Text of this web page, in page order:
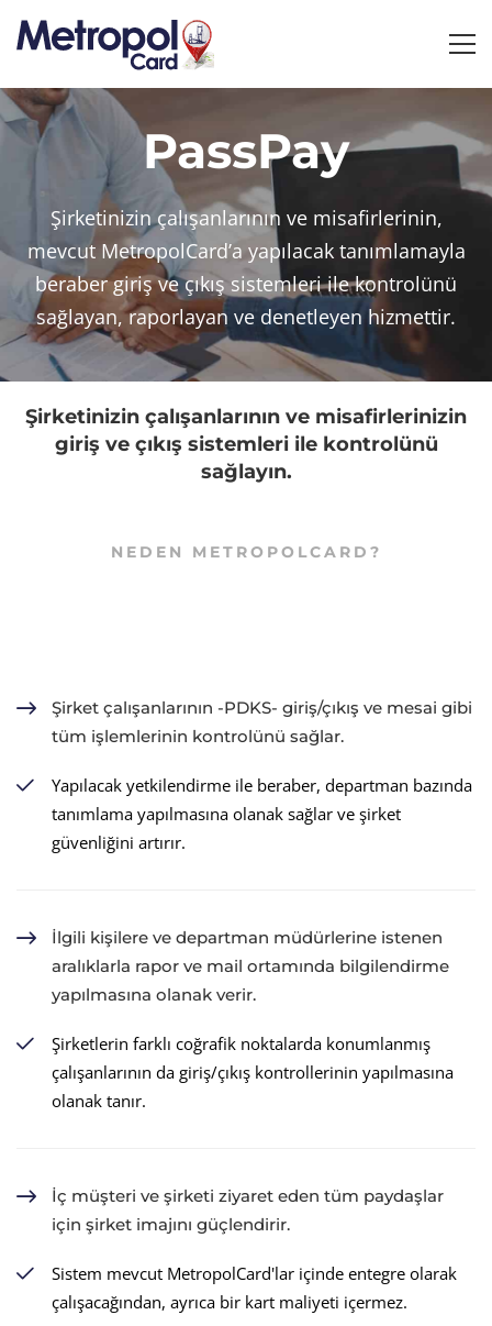
PassPayPassPay
Şirketinizin çalışanlarının ve misafirlerinin,
mevcut MetropolCard’a yapılacak tanımlamayla
beraber giriş ve çıkış sistemleri ile kontrolünü
sağlayan, raporlayan ve denetleyen hizmettir.
Şirketinizin çalışanlarının ve misafirlerinizin
giriş ve çıkış sistemleri ile kontrolünü
sağlayın.
NEDEN METROPOLCARD?
Şirket çalışanlarının -PDKS- giriş/çıkış ve mesai gibi
tüm işlemlerinin kontrolünü sağlar.
Yapılacak yetkilendirme ile beraber, departman bazında
tanımlama yapılmasına olanak sağlar ve şirket
güvenliğini artırır.
İlgili kişilere ve departman müdürlerine istenen
aralıklarla rapor ve mail ortamında bilgilendirme
yapılmasına olanak verir.
Şirketlerin farklı coğrafik noktalarda konumlanmış
çalışanlarının da giriş/çıkış kontrollerinin yapılmasına
olanak tanır.
İç müşteri ve şirketi ziyaret eden tüm paydaşlar
için şirket imajını güçlendirir.
Sistem mevcut MetropolCard'lar içinde entegre olarak
çalışacağından, ayrıca bir kart maliyeti içermez.